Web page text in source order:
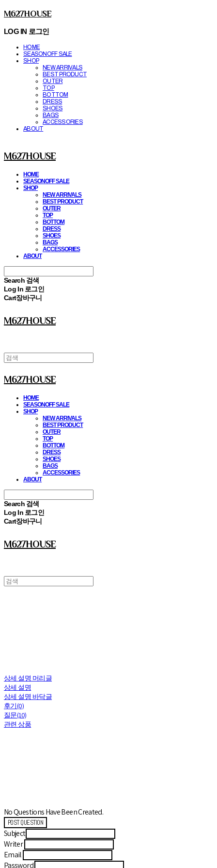
M627HOUSE
LOG IN 로그인
HOME
SEASONOFF SALE
SHOP
NEW ARRIVALS
BEST PRODUCT
OUTER
TOP
BOTTOM
DRESS
SHOES
BAGS
ACCESSORIES
ABOUT
M627HOUSE
HOME
SEASONOFF SALE
SHOP
NEW ARRIVALS
BEST PRODUCT
OUTER
TOP
BOTTOM
DRESS
SHOES
BAGS
ACCESSORIES
ABOUT
Search 검색
Log In 로그인
Cart장바구니
M627HOUSE
M627HOUSE
HOME
SEASONOFF SALE
SHOP
NEW ARRIVALS
BEST PRODUCT
OUTER
TOP
BOTTOM
DRESS
SHOES
BAGS
ACCESSORIES
ABOUT
Search 검색
Log In 로그인
Cart장바구니
M627HOUSE
상세 설명 머리글
상세 설명
상세 설명 바닥글
후기(0)
질문(10)
관련 상품
No Questions Have Been Created.
POST QUESTION
Subject
Writer
Email
Password